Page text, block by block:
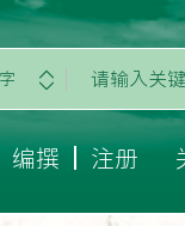
编撰 注册